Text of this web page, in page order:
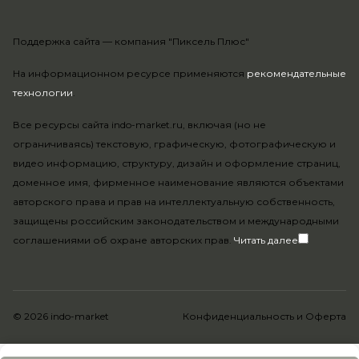
На информационном ресурсе применяются рекомендательные
технологии.
Все ресурсы сайта indo-market.ru, включая (но не
ограничиваясь) текстовую, графическую, фотографическую и
видео информацию, структуру, дизайн и оформление страниц,
доменное имя, фирменное наименование являются объектами
авторского права и прав на интеллектуальную собственность,
защищены российским законодательством и международными
соглашениями об охране авторских прав. Читать далее
Поддержка сайта — компания "Пиксель Плюс"
© 2026 indo-market Конфиденциальность и Оферта